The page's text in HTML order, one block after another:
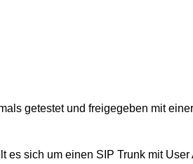
getestet und freigegeben mit
es sich um einen SIP Trunk mit